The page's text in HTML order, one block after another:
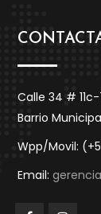
Calle 34 #
Barrio
Wpp/Movil:
Email: